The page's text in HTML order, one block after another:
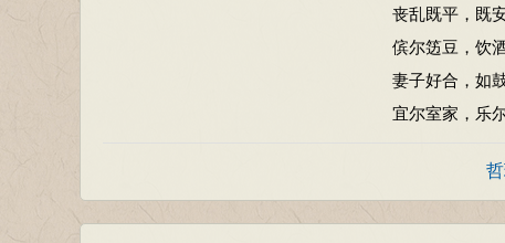
丧乱既平，既
傧尔笾豆，饮
妻子好合，如
宜尔室家，乐